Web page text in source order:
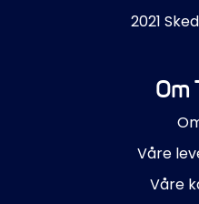
2021
Om
Våre
Våre